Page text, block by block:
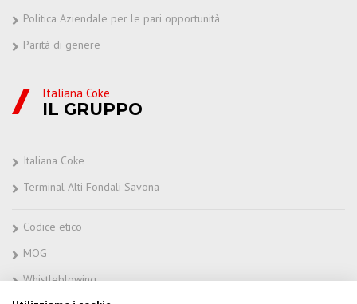
Politica Aziendale per le pari opportunità
Parità di genere
Italiana Coke
IL GRUPPO
Italiana Coke
Terminal Alti Fondali Savona
Codice etico
MOG
Whistleblowing